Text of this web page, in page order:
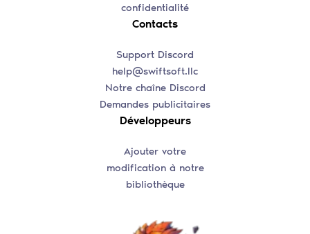
confidentialité
Contacts
Support Discord
help@swiftsoft.llc
Notre chaîne Discord
Demandes publicitaires
Développeurs
Ajouter votre
modification à notre
bibliothèque